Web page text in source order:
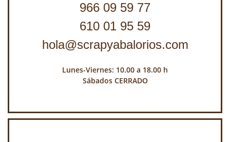
966 09 59 77
610 01 95 59
hola@scrapyabalorios.com
Lunes-Viernes: 10.00 a 18.00 h
Sábados CERRADO